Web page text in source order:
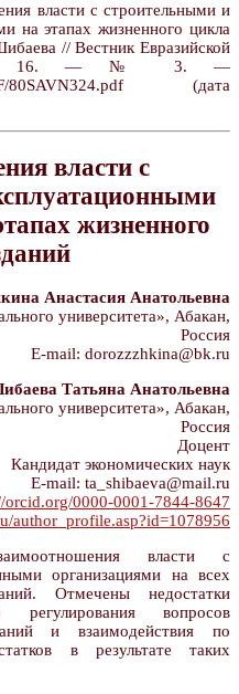
власти с строительными и
на этапах жизненного цикла
// Вестник Евразийской
Т 16. — № 3. —
80SAVN324.pdf (дата
власти с
жизненного
Анастасия Анатольевна
университета», Абакан,
Россия
E-mail: dorozzzhkina@bk.ru
Татьяна Анатольевна
университета», Абакан,
Россия
Доцент
Кандидат экономических наук
E-mail: ta_shibaeva@mail.ru
orcid.org/0000-0001-7844-8647
author_profile.asp?id=1078956
власти с
организациями на всех
Отмечены недостатки
регулирования вопросов
и взаимодействия по
в результате таких